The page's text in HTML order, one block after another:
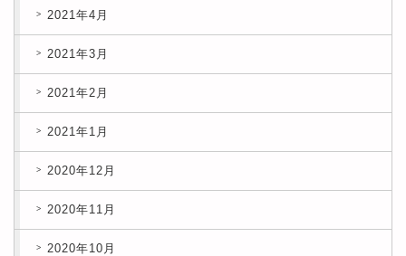
2021年4月
2021年3月
2021年2月
2021年1月
2020年12月
2020年11月
2020年10月